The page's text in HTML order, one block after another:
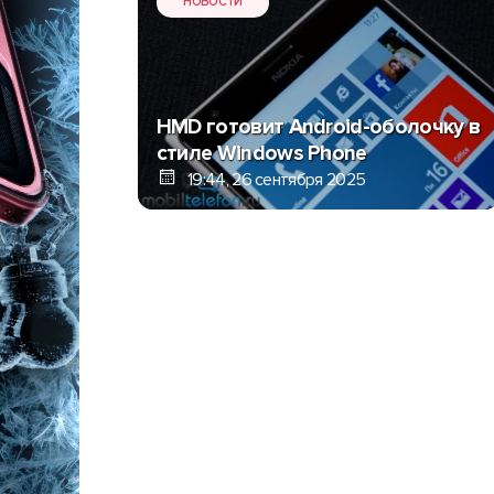
HMD готовит Android-оболочку в
стиле Windows Phone
19:44, 26 сентября 2025